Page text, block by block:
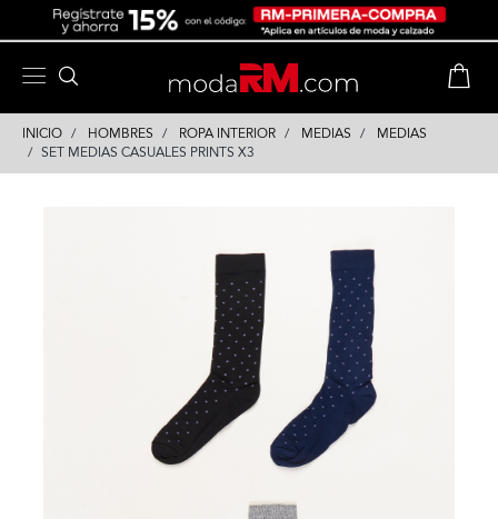
INICIO HOMBRES ROPA INTERIOR MEDIAS
MEDIAS
SET MEDIAS CASUALES PRINTS X3